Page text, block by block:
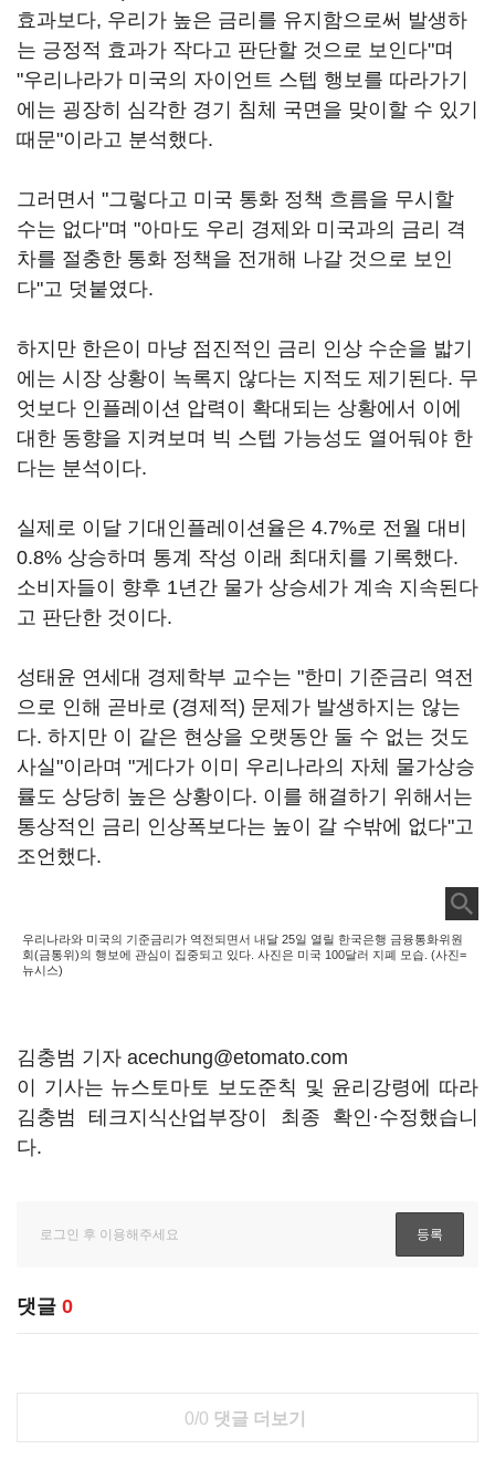
효과보다, 우리가 높은 금리를 유지함으로써 발생하
는 긍정적 효과가 작다고 판단할 것으로 보인다"며
"우리나라가 미국의 자이언트 스텝 행보를 따라가기
에는 굉장히 심각한 경기 침체 국면을 맞이할 수 있기
때문"이라고 분석했다.
그러면서 "그렇다고 미국 통화 정책 흐름을 무시할
수는 없다"며 "아마도 우리 경제와 미국과의 금리 격
차를 절충한 통화 정책을 전개해 나갈 것으로 보인
다"고 덧붙였다.
하지만 한은이 마냥 점진적인 금리 인상 수순을 밟기
에는 시장 상황이 녹록지 않다는 지적도 제기된다. 무
엇보다 인플레이션 압력이 확대되는 상황에서 이에
대한 동향을 지켜보며 빅 스텝 가능성도 열어둬야 한
다는 분석이다.
실제로 이달 기대인플레이션율은 4.7%로 전월 대비
0.8% 상승하며 통계 작성 이래 최대치를 기록했다.
소비자들이 향후 1년간 물가 상승세가 계속 지속된다
고 판단한 것이다.
성태윤 연세대 경제학부 교수는 "한미 기준금리 역전
으로 인해 곧바로 (경제적) 문제가 발생하지는 않는
다. 하지만 이 같은 현상을 오랫동안 둘 수 없는 것도
사실"이라며 "게다가 이미 우리나라의 자체 물가상승
률도 상당히 높은 상황이다. 이를 해결하기 위해서는
통상적인 금리 인상폭보다는 높이 갈 수밖에 없다"고
조언했다.
우리나라와 미국의 기준금리가 역전되면서 내달 25일 열릴 한국은행 금융통화위원
회(금통위)의 행보에 관심이 집중되고 있다. 사진은 미국 100달러 지폐 모습. (사진=
뉴시스)
김충범 기자 acechung@etomato.com
이 기사는 뉴스토마토 보도준칙 및 윤리강령에 따라
김충범 테크지식산업부장이 최종 확인·수정했습니
다.
댓글 0
0/0 댓글 더보기